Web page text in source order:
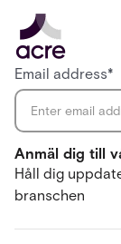
Anmäl dig till
Håll dig
branschen
Email address*